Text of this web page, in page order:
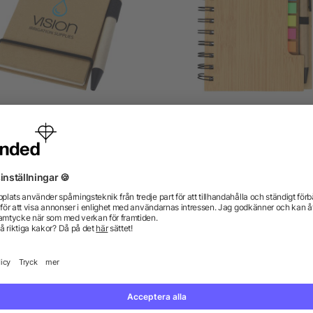
anteckningsbok med
kulspetspenna
från 6,07 kr
Vi har svaren.